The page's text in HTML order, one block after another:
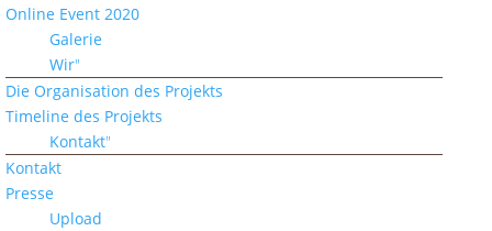
Online Event 2020
Galerie
Wir
Die Organisation des Projekts
Timeline des Projekts
Kontakt
Kontakt
Presse
Upload